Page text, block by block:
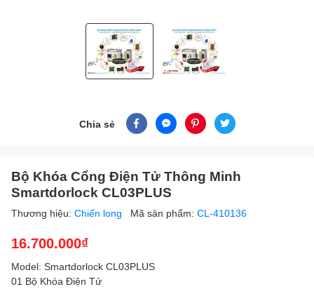
Chia sẻ
Bộ Khóa Cổng Điện Tử Thông Minh
Smartdorlock CL03PLUS
Thương hiệu: Chiến long Mã sản phẩm: CL-410136
16.700.000₫
Model: Smartdorlock CL03PLUS
01 Bộ Khóa Điện Tử